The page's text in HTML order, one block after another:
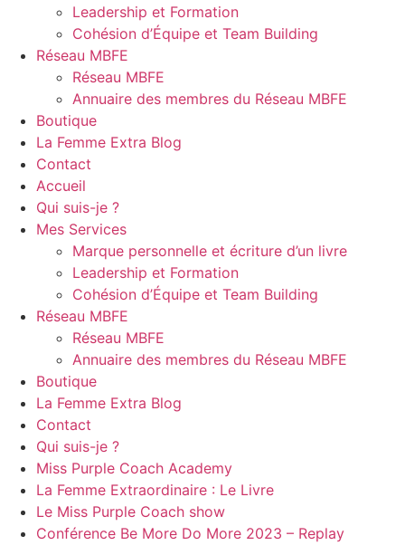
Leadership et Formation
Cohésion d’Équipe et Team Building
Réseau MBFE
Réseau MBFE
Annuaire des membres du Réseau MBFE
Boutique
La Femme Extra Blog
Contact
Accueil
Qui suis-je ?
Mes Services
Marque personnelle et écriture d’un livre
Leadership et Formation
Cohésion d’Équipe et Team Building
Réseau MBFE
Réseau MBFE
Annuaire des membres du Réseau MBFE
Boutique
La Femme Extra Blog
Contact
Qui suis-je ?
Miss Purple Coach Academy
La Femme Extraordinaire : Le Livre
Le Miss Purple Coach show
Conférence Be More Do More 2023 – Replay